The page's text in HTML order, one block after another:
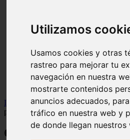
Utilizamos
Usamos cookies y otras
rastreo para mejorar tu
navegación en nuestra
mostrarte contenidos
anuncios adecuados,
tráfico en nuestra web y
de donde llegan nuestros
huevos
mariscos
postres
producto
reposteria
venezuela
verduras
Inicio
recetas >Opiniones ansiomed
para tu salud.
Opiniones ansiomed